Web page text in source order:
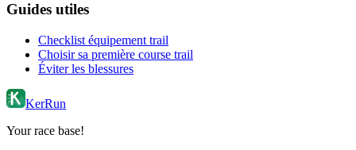
Guides utiles
Checklist équipement trail
Choisir sa première course trail
Éviter les blessures
KerRun
Your race base!